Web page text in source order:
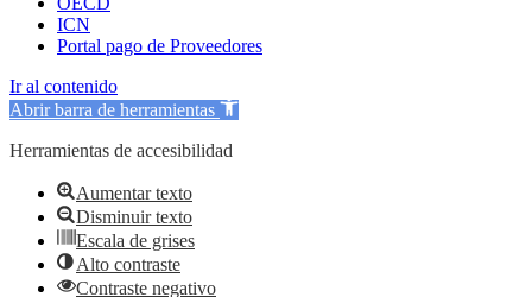
ICN
Portal pago de Proveedores
Ir al contenido
Abrir barra de herramientas
Herramientas de accesibilidad
Aumentar texto
Disminuir texto
Escala de grises
Alto contraste
Contraste negativo